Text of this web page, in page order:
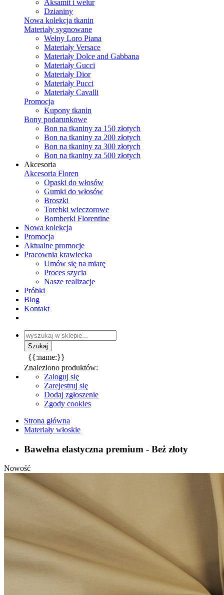
Aksamit i welur
Dzianiny
Nowa kolekcja tkanin
Materiały sygnowane
Wełny Loro Piana
Materiały Versace
Materiały Dolce and Gabbana
Materiały Gucci
Materiały Dior
Materiały Pucci
Materiały Cavalli
Promocja
Kupony tkanin
Bony podarunkowe
Bon na tkaniny za 150 złotych
Bon na tkaniny za 200 złotych
Bon na tkaniny za 300 złotych
Bon na tkaniny za 500 złotych
Akcesoria
Akcesoria Floren
Opaski do włosów
Gumki do włosów
Broszki
Torebki wieczorowe
Bomberki Florentine
Nowa kolekcja
Promocja
Aktualne promocje
Pracownia krawiecka
Umów się na miarę
Proces szycia
Nasze realizacje
Próbki
Blog
Kontakt
{{:name:}}
Znaleziono produktów:
Zaloguj się
Zarejestruj się
Dodaj zgłoszenie
Zgody cookies
Strona główna
Materiały włoskie
Bawełna elastyczna premium - Beż złoty
Nowość